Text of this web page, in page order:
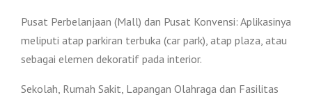
Pusat Perbelanjaan (Mall) dan Pusat Konvensi: Aplikasinya
meliputi atap parkiran terbuka (car park), atap plaza, atau
sebagai elemen dekoratif pada interior.
Sekolah, Rumah Sakit, Lapangan Olahraga dan Fasilitas